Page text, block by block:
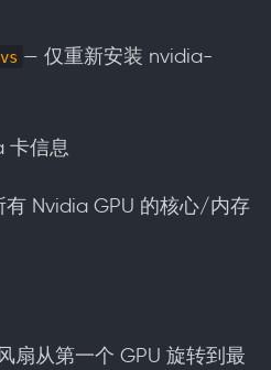
— 仅重新安装 nvidia-
卡信息
Nvidia GPU 的核心/内存
扇从第一个 GPU 旋转到最